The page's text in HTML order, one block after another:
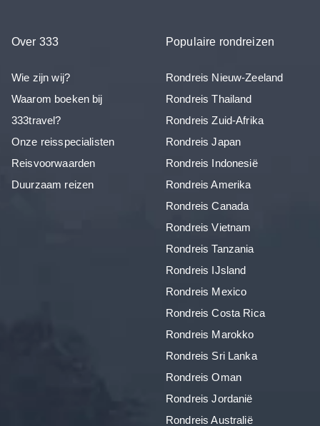
Over 333
Wie zijn wij?
Waarom boeken bij
333travel?
Onze reisspecialisten
Reisvoorwaarden
Duurzaam reizen
Populaire rondreizen
Rondreis Nieuw-Zeeland
Rondreis Thailand
Rondreis Zuid-Afrika
Rondreis Japan
Rondreis Indonesië
Rondreis Amerika
Rondreis Canada
Rondreis Vietnam
Rondreis Tanzania
Rondreis IJsland
Rondreis Mexico
Rondreis Costa Rica
Rondreis Marokko
Rondreis Sri Lanka
Rondreis Oman
Rondreis Jordanië
Rondreis Australië